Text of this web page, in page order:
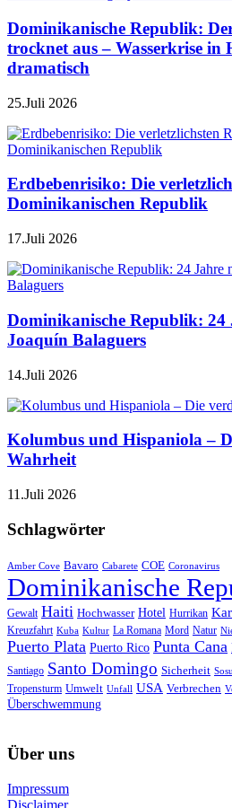
Dominikanische Republik:
trocknet aus – Wasserkrise in
dramatisch
25.Juli 2026
Erdbebenrisiko: Die
Dominikanischen Republik
17.Juli 2026
Dominikanische Republik: 24
Joaquín Balaguers
14.Juli 2026
Kolumbus und Hispaniola –
Wahrheit
11.Juli 2026
Schlagwörter
Amber Cove Bavaro Cabarete COE Coronavirus
Dominikanische
Gewalt Haiti Hochwasser Hotel Hurrikan
Kreuzfahrt Kuba Kultur La Romana Mord Natur
Puerto Plata Puerto Rico Punta Cana
Santiago Santo Domingo Sicherheit
Tropensturm Umwelt Unfall USA Verbrechen
Überschwemmung
Über uns
Impressum
Disclaimer